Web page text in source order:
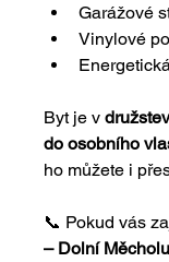
Garážové
Vinylové
Byt je v
do osobního
ho můžete i
📞 Pokud vás
– Dolní